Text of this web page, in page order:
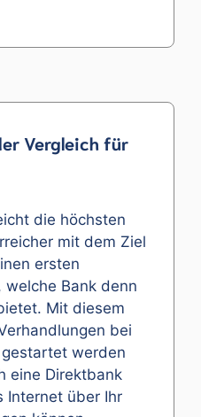
Vergleich für
die höchsten
mit dem Ziel
ersten
Bank denn
Mit diesem
bei
gestartet werden
eine Direktbank
Internet über Ihr